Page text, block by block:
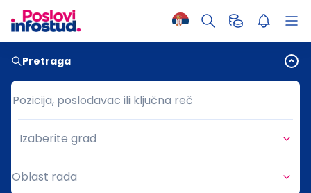
Pretraga
Pozicija, poslodavac ili ključna reč
Pozicija, poslodavac ili ključna reč
Grad
Izaberite grad
Oblast rada